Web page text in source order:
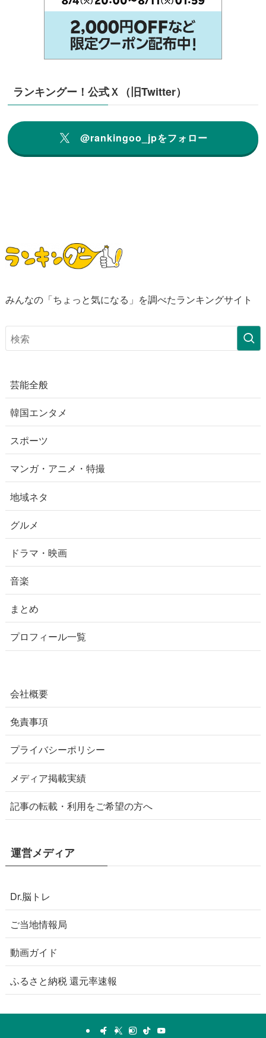
ランキングー！公式Ｘ（旧Twitter）
@rankingoo_jpをフォロー
みんなの「ちょっと気になる」を調べたランキングサイト
芸能全般
韓国エンタメ
スポーツ
マンガ・アニメ・特撮
地域ネタ
グルメ
ドラマ・映画
音楽
まとめ
プロフィール一覧
会社概要
免責事項
プライバシーポリシー
メディア掲載実績
記事の転載・利用をご希望の方へ
運営メディア
Dr.脳トレ
ご当地情報局
動画ガイド
ふるさと納税 還元率速報